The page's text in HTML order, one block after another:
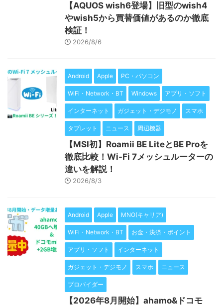
【AQUOS wish6登場】旧型のwish4
やwish5から買替価値があるのか徹底
検証！
2026/8/6
Android Apple PC・パソコン
WiFi・Network・BT Windows アプリ・ソフト
インターネット ガジェット・デジモノ スマホ
タブレット ニュース 周辺機器
【MSI初】Roamii BE LiteとBE Proを
徹底比較！Wi-Fi 7メッシュルーターの
違いを解説！
2026/8/3
Android Apple MNO(キャリア)
WiFi・Network・BT お金・決済・ポイント
アプリ・ソフト インターネット
ガジェット・デジモノ スマホ ニュース
プロバイダー
【2026年8月開始】ahamo&ドコモ